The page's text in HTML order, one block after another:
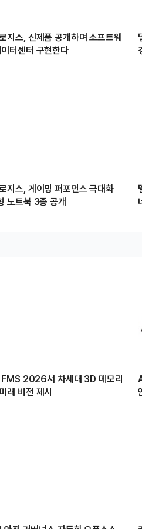
지스, 신제품 공개하며 소프트웨
터센터 구현한다
지스, 게이밍 퍼포먼스 극대화
노트북 3종 공개
FMS 2026서 차세대 3D 메모리
래 비전 제시